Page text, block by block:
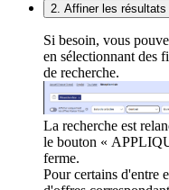
2. Affiner les
Si besoin, vous
en sélectionnant des
de recherche.
La recherche est
le bouton «
ferme.
Pour certains d'entre